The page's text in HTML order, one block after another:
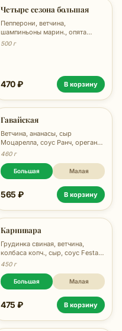
Четыре сезона большая
Пепперони, ветчина,
шампиньоны марин., опята
марин., помидоры, сыр, соус
500 г
470 ₽ В корзину
Гавайская
Ветчина, ананасы, сыр
Моцарелла, соус Ранч, орегано,
460 гр.
460 г
Большая Малая
565 ₽ В корзину
Карнивара
Грудинка свиная, ветчина,
колбаса копч., сыр, соус Festa,
орегано, 470 гр.
450 г
Большая Малая
475 ₽ В корзину